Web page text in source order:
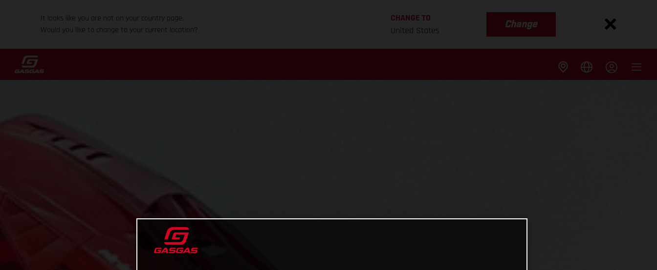
It looks like you are not on your country page.
Would you like to change to your current location?
CHANGE TO
United States
Change